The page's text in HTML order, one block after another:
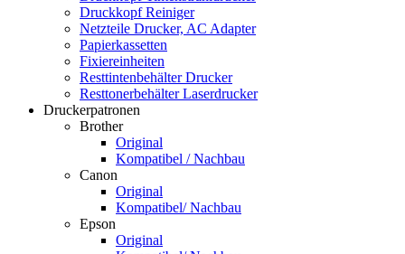
Druckkopf Reiniger
Netzteile Drucker, AC Adapter
Papierkassetten
Fixiereinheiten
Resttintenbehälter Drucker
Resttonerbehälter Laserdrucker
Druckerpatronen
Brother
Original
Kompatibel / Nachbau
Canon
Original
Kompatibel/ Nachbau
Epson
Original